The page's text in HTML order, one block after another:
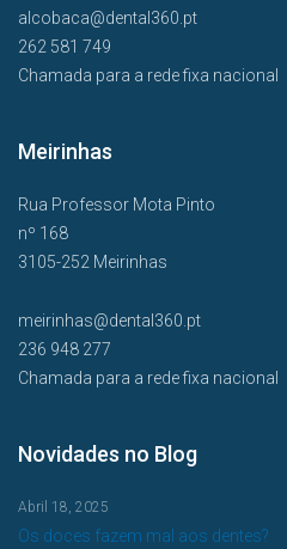
alcobaca@dental360.pt
262 581 749
Chamada para a rede fixa nacional
Meirinhas
Rua Professor Mota Pinto
nº 168
3105-252 Meirinhas
meirinhas@dental360.pt
236 948 277
Chamada para a rede fixa nacional
Novidades no Blog
Os doces fazem mal aos dentes?
Abril 18, 2025